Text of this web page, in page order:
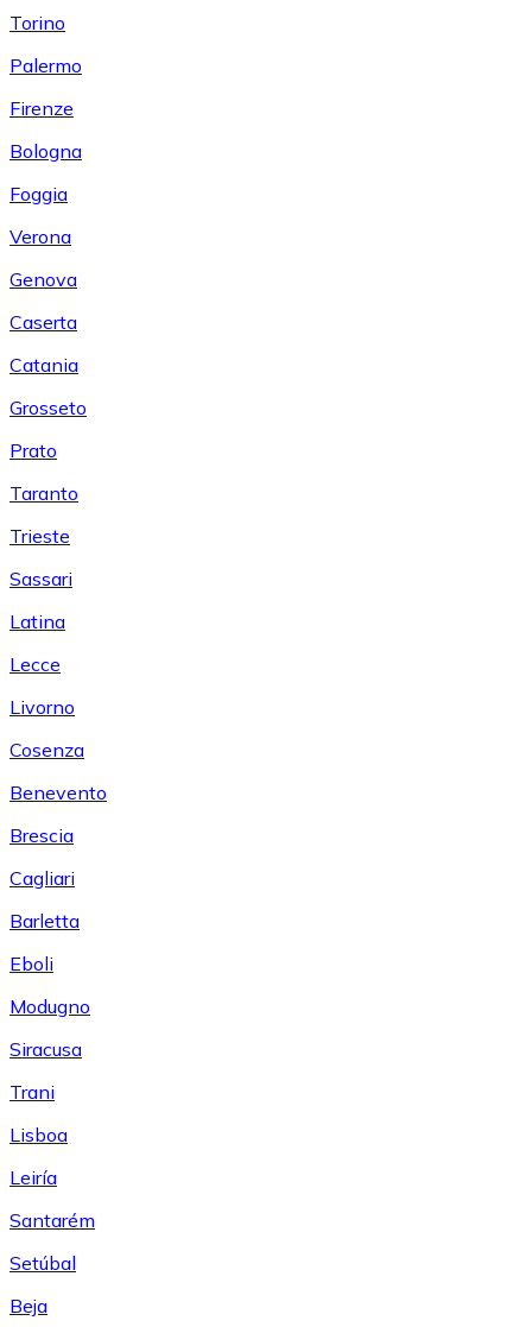
Torino
Palermo
Firenze
Bologna
Foggia
Verona
Genova
Caserta
Catania
Grosseto
Prato
Taranto
Trieste
Sassari
Latina
Lecce
Livorno
Cosenza
Benevento
Brescia
Cagliari
Barletta
Eboli
Modugno
Siracusa
Trani
Lisboa
Leiría
Santarém
Setúbal
Beja